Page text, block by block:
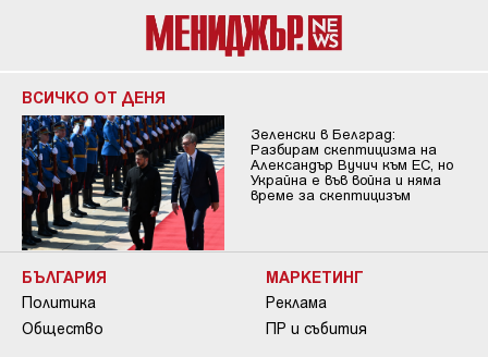
ВСИЧКО ОТ ДЕНЯ
Зеленски в Белград:
Разбирам скептицизма на
Александър Вучич към ЕС, но
Украйна е във война и няма
време за скептицизъм
БЪЛГАРИЯ
Политика
Общество
МАРКЕТИНГ
Реклама
ПР и събития